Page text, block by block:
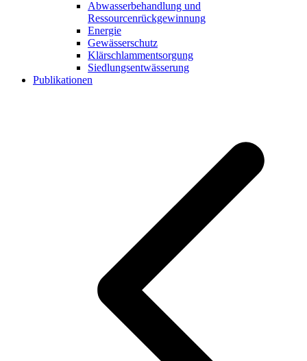
Abwasserbehandlung und
Ressourcenrückgewinnung
Energie
Gewässerschutz
Klärschlammentsorgung
Siedlungsentwässerung
Publikationen